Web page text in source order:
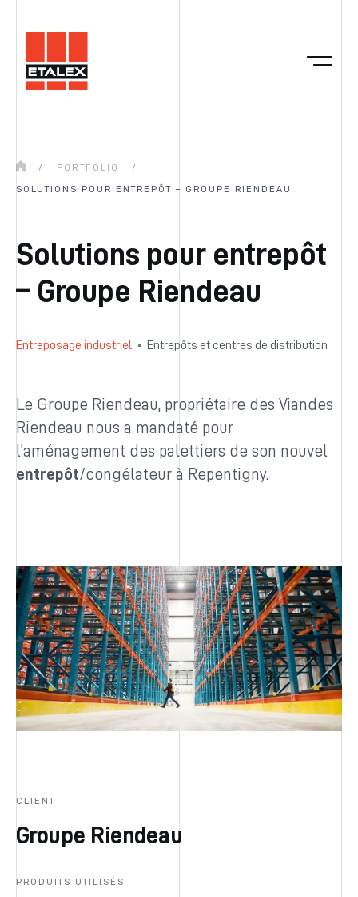
/ PORTFOLIO /
SOLUTIONS POUR ENTREPÔT – GROUPE RIENDEAU
Solutions pour entrepôt
– Groupe Riendeau
Entreposage industriel Entrepôts et centres de distribution
Le Groupe Riendeau, propriétaire des Viandes
Riendeau nous a mandaté pour
l’aménagement des palettiers de son nouvel
entrepôt/congélateur à Repentigny.
CLIENT
Groupe Riendeau
PRODUITS UTILISÉS